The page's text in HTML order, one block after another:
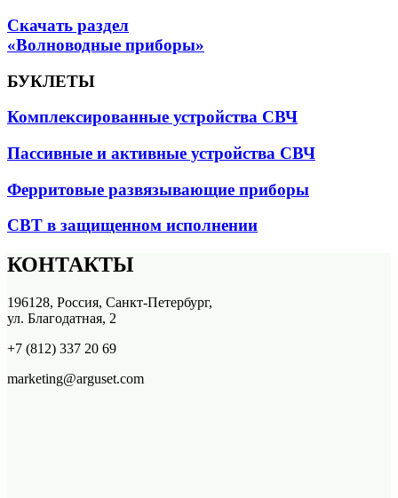
Скачать раздел
«Волноводные приборы»
БУКЛЕТЫ
Комплексированные устройства СВЧ
Пассивные и активные устройства СВЧ
Ферритовые развязывающие приборы
СВТ в защищенном исполнении
КОНТАКТЫ
196128, Россия, Санкт-Петербург,
ул. Благодатная, 2
+7 (812) 337 20 69
marketing@arguset.com